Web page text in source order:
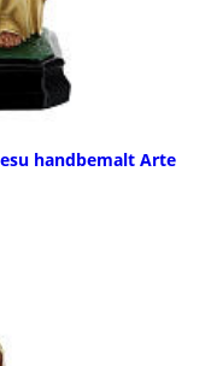
handbemalt Arte